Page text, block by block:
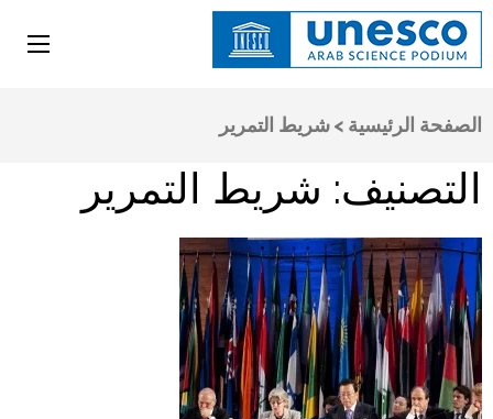
الصفحة الرئيسية >شريط التمرير
التصنيف: شريط التمرير